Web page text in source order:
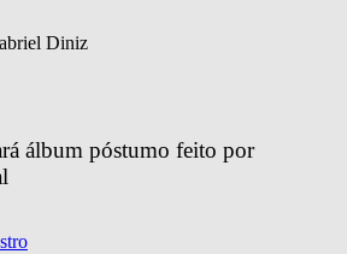
Diniz
álbum póstumo feito por